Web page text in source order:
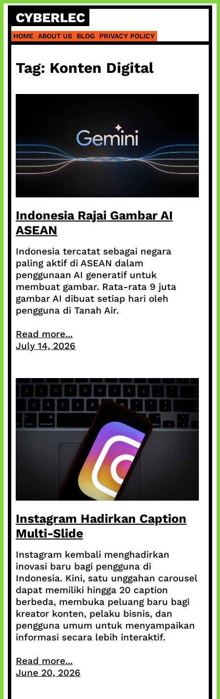
Skip
content
CYBERLEC
HOME ABOUT US BLOG PRIVACY POLICY
Tag: Konten Digital
Indonesia Rajai Gambar AI
ASEAN
Indonesia tercatat sebagai negara
paling aktif di ASEAN dalam
penggunaan AI generatif untuk
membuat gambar. Rata-rata 9 juta
gambar AI dibuat setiap hari oleh
pengguna di Tanah Air.
Read more...
July 14, 2026
Instagram Hadirkan Caption
Multi-Slide
Instagram kembali menghadirkan
inovasi baru bagi pengguna di
Indonesia. Kini, satu unggahan carousel
dapat memiliki hingga 20 caption
berbeda, membuka peluang baru bagi
kreator konten, pelaku bisnis, dan
pengguna umum untuk menyampaikan
informasi secara lebih interaktif.
Read more...
June 20, 2026